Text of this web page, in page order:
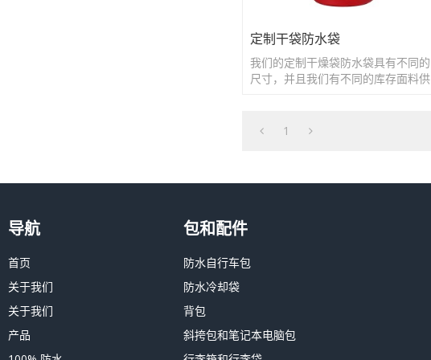
定制干袋防水袋
我们的定制干燥袋防水袋具有不同的
尺寸，并且我们有不同的库存面料供
1
导航
首页
关于我们
关于我们
产品
包和配件
防水自行车包
防水冷却袋
背包
斜挎包和笔记本电脑包